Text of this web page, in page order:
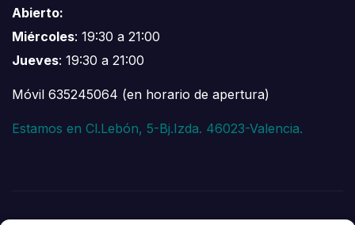
Abierto:
Miércoles: 19:30 a 21:00
Jueves: 19:30 a 21:00
Móvil 635245064 (en horario de apertura)
Estamos en Cl.Lebón, 5-Bj.Izda. 46023-Valencia.